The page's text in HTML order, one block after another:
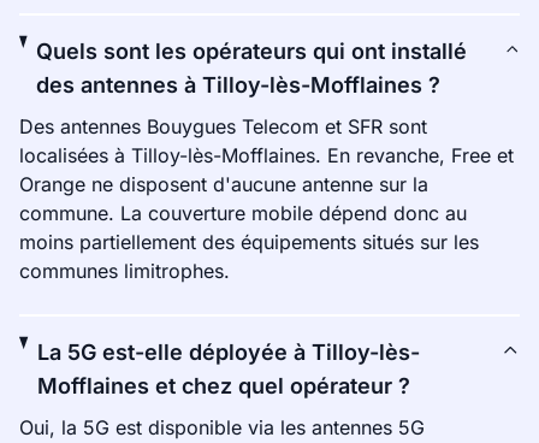
Quels sont les opérateurs qui ont installé
des antennes à Tilloy-lès-Mofflaines ?
Des antennes Bouygues Telecom et SFR sont
localisées à Tilloy-lès-Mofflaines. En revanche, Free et
Orange ne disposent d'aucune antenne sur la
commune. La couverture mobile dépend donc au
moins partiellement des équipements situés sur les
communes limitrophes.
La 5G est-elle déployée à Tilloy-lès-
Mofflaines et chez quel opérateur ?
Oui, la 5G est disponible via les antennes 5G